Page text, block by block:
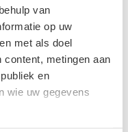
van
op uw
met als doel
metingen aan
en
wie uw gegevens
gebruik van AC.
68 kWh